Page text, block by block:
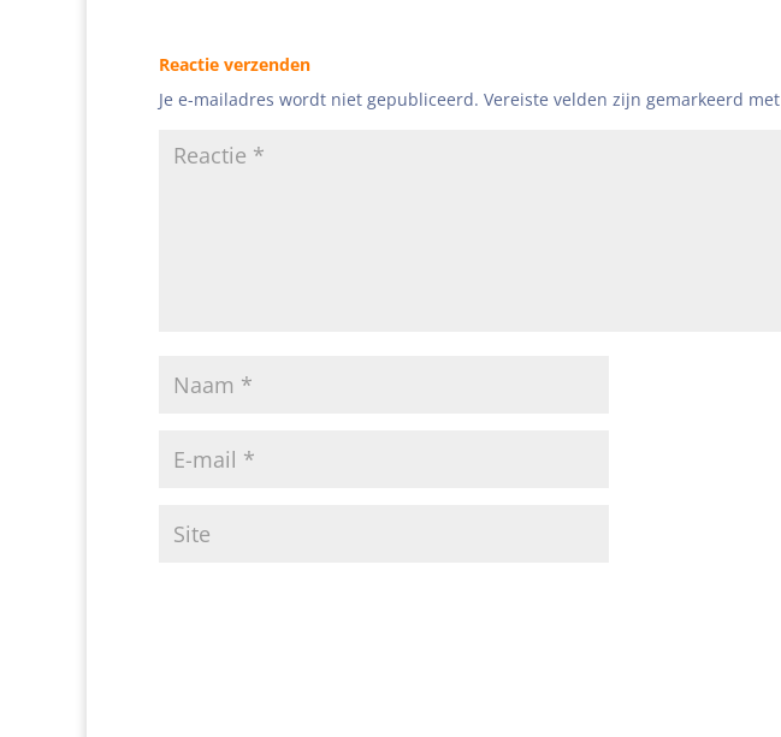
Reactie verzenden
Je e-mailadres wordt niet gepubliceerd. Vereiste velden zijn gemarkeerd met